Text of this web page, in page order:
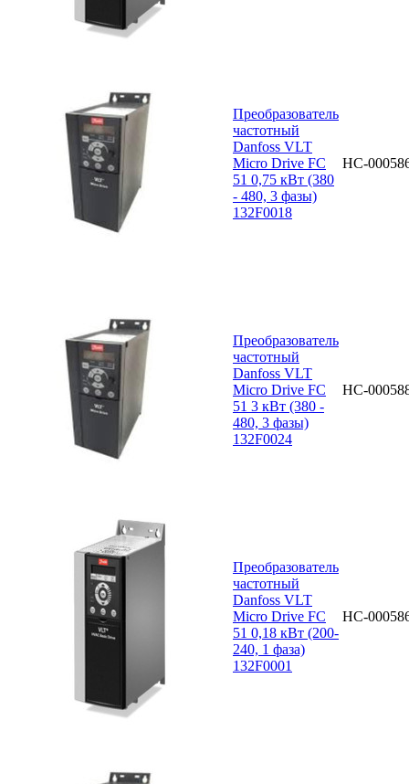
Преобразователь
частотный
Danfoss VLT
Micro Drive FC
51 0,75 кВт (380
- 480, 3 фазы)
132F0018
НС-
Преобразователь
частотный
Danfoss VLT
Micro Drive FC
51 3 кВт (380 -
480, 3 фазы)
132F0024
НС-
Преобразователь
частотный
Danfoss VLT
Micro Drive FC
51 0,18 кВт (200-
240, 1 фаза)
132F0001
НС-